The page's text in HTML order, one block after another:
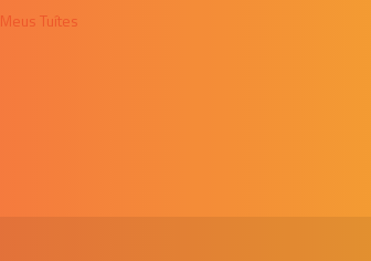
Meus Tuítes